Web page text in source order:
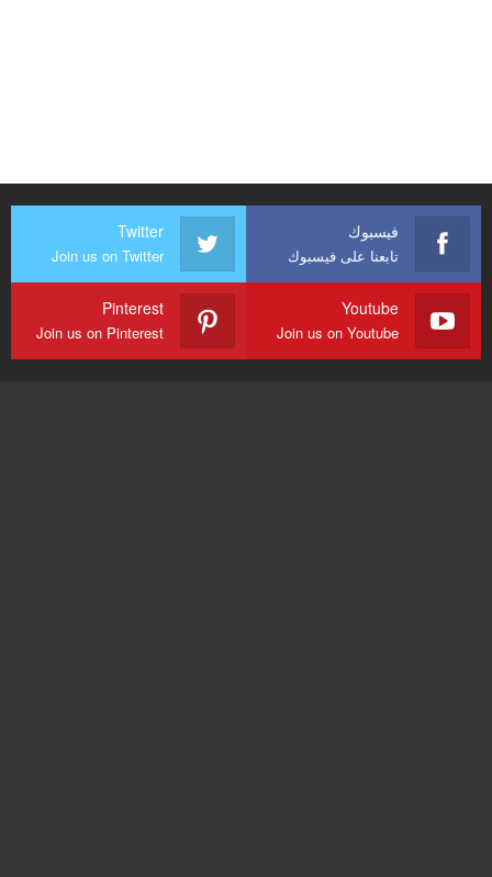
فيسبوك
تابعنا على فيسبوك
Twitter
Join us on Twitter
Youtube
Join us on Youtube
Pinterest
Join us on Pinterest